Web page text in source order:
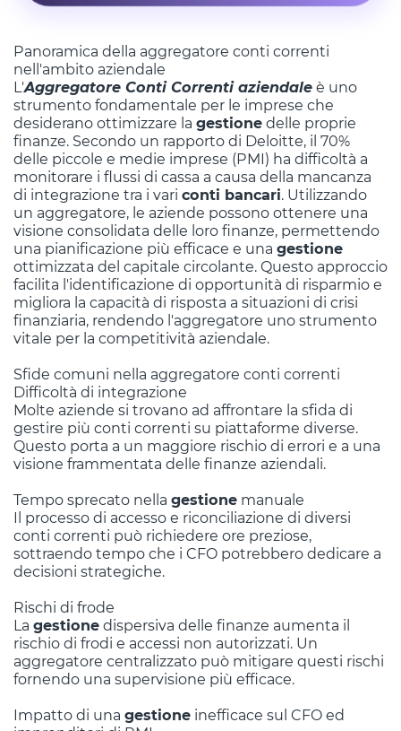
Panoramica della aggregatore conti correnti
nell'ambito aziendale
L'Aggregatore Conti Correnti aziendale è uno
strumento fondamentale per le imprese che
desiderano ottimizzare la gestione delle proprie
finanze. Secondo un rapporto di Deloitte, il 70%
delle piccole e medie imprese (PMI) ha difficoltà a
monitorare i flussi di cassa a causa della mancanza
di integrazione tra i vari conti bancari. Utilizzando
un aggregatore, le aziende possono ottenere una
visione consolidata delle loro finanze, permettendo
una pianificazione più efficace e una gestione
ottimizzata del capitale circolante. Questo approccio
facilita l'identificazione di opportunità di risparmio e
migliora la capacità di risposta a situazioni di crisi
finanziaria, rendendo l'aggregatore uno strumento
vitale per la competitività aziendale.
Sfide comuni nella aggregatore conti correnti
Difficoltà di integrazione
Molte aziende si trovano ad affrontare la sfida di
gestire più conti correnti su piattaforme diverse.
Questo porta a un maggiore rischio di errori e a una
visione frammentata delle finanze aziendali.
Tempo sprecato nella gestione manuale
Il processo di accesso e riconciliazione di diversi
conti correnti può richiedere ore preziose,
sottraendo tempo che i CFO potrebbero dedicare a
decisioni strategiche.
Rischi di frode
La gestione dispersiva delle finanze aumenta il
rischio di frodi e accessi non autorizzati. Un
aggregatore centralizzato può mitigare questi rischi
fornendo una supervisione più efficace.
Impatto di una gestione inefficace sul CFO ed